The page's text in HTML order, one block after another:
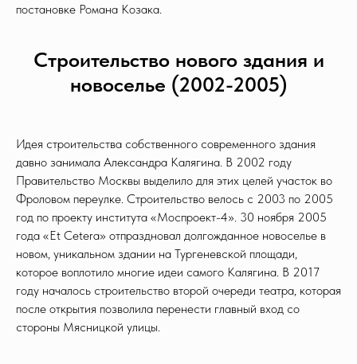
постановке Романа Козака.
Строительство нового здания и
новоселье (2002-2005)
Идея строительства собственного современного здания
давно занимала Александра Калягина. В 2002 году
Правительство Москвы выделило для этих целей участок во
Фроловом переулке. Строительство велось с 2003 по 2005
год по проекту института «Моспроект-4». 30 ноября 2005
года «Et Cetera» отпраздновал долгожданное новоселье в
новом, уникальном здании на Тургеневской площади,
которое воплотило многие идеи самого Калягина. В 2017
году началось строительство второй очереди театра, которая
после открытия позволила перенести главный вход со
стороны Мясницкой улицы.